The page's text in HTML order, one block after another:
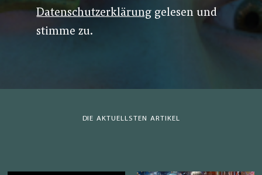
Datenschutzerklärung gelesen und
stimme zu.
DIE AKTUELLSTEN ARTIKEL